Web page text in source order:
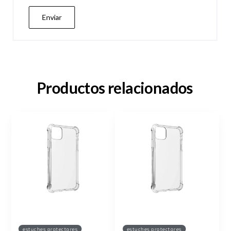
Productos relacionados
estuches protectores estuches protectores